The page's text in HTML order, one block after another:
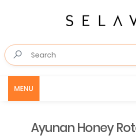
MENU
Ayunan Honey